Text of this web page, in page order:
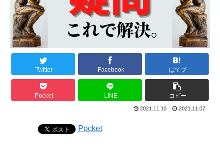
Twitter Facebook はてブ
Pocket LINE コピー
2021.11.10 2021.11.07
Pocket